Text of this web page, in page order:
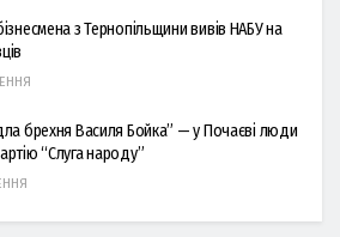
з Тернопільщини вивів НАБУ на
брехня Василя Бойка” — у Почаєві люди
“Слуга народу”